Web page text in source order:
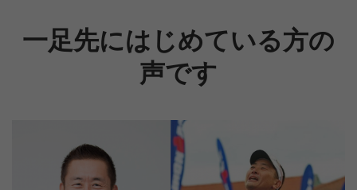
一足先にはじめている方の
声です